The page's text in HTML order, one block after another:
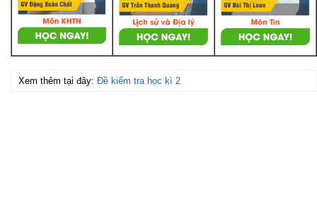
Xem thêm tại đây: Đề kiểm tra học kì 2